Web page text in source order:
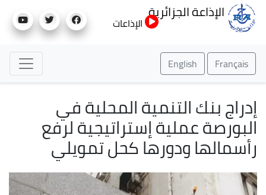
إلى
الإذاعة الجزائرية
الإذاعات
Français
English
إدراج بنك التنمية المحلية في
البورصة عملية إستراتيجية لرفع
رأسمالها ودورها كحل تمويلي